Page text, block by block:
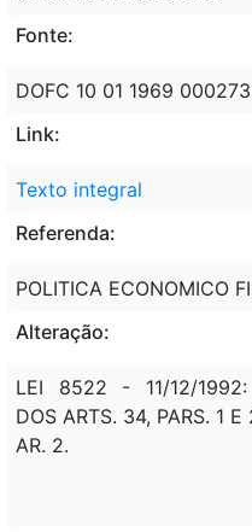
Fonte:
DOFC 10 01 1969
Link:
Texto integral
Referenda:
POLITICA ECONOMICO
Alteração:
LEI 8522 - 11/12/1992:
DOS ARTS. 34, PARS. 1
AR. 2.